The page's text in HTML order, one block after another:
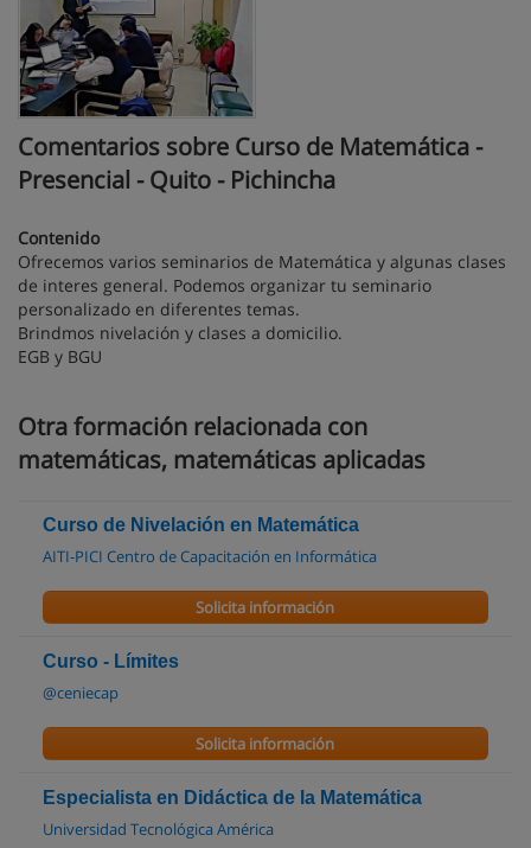
Comentarios sobre Curso de Matemática -
Presencial - Quito - Pichincha
Contenido
Ofrecemos varios seminarios de Matemática y algunas clases
de interes general. Podemos organizar tu seminario
personalizado en diferentes temas.
Brindmos nivelación y clases a domicilio.
EGB y BGU
Otra formación relacionada con
matemáticas, matemáticas aplicadas
Curso de Nivelación en Matemática
AITI-PICI Centro de Capacitación en Informática
Solicita información
Curso - Límites
@ceniecap
Solicita información
Especialista en Didáctica de la Matemática
Universidad Tecnológica América